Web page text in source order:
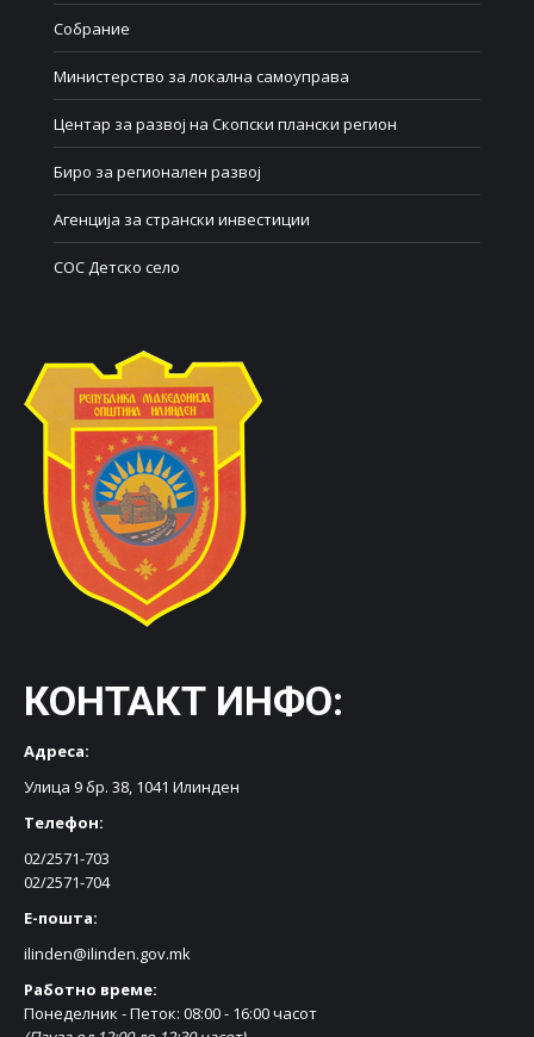
Собрание
Министерство за локална самоуправа
Центар за развој на Скопски плански регион
Биро за регионален развој
Агенција за странски инвестиции
СОС Детско село
КОНТАКТ ИНФО:
Адреса:
Улица 9 бр. 38, 1041 Илинден
Телефон:
02/2571-703
02/2571-704
Е-пошта:
ilinden@ilinden.gov.mk
Работно време:
Понеделник - Петок: 08:00 - 16:00 часот